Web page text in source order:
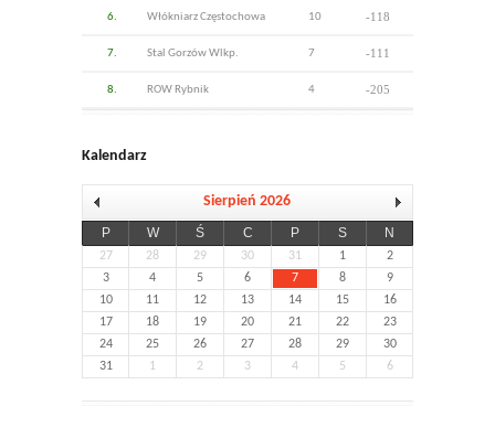
6. Włókniarz Częstochowa 10 -118
7. Stal Gorzów Wlkp. 7 -111
8. ROW Rybnik 4 -205
Kalendarz
Sierpień 2026
P W Ś C P S N
27 28 29 30 31 1
2
3
4 5 6 7 8
9
10
11 12 13 14 15
16
17
18 19 20 21 22
23
24
25 26 27 28 29
30
31
1 2 3 4 5 6